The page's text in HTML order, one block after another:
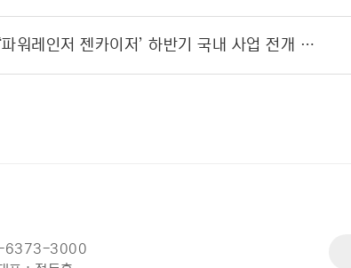
대원미디어, 역대 인기 파워레인저 한 작품에서 만난다! … ‘파워레인저 젠카이저’ 하반기 국내 사업 전개 예정
6373-3000